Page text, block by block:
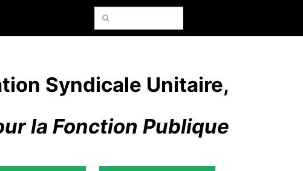
Rechercher:
Syndicale Unitaire,
la Fonction Publique